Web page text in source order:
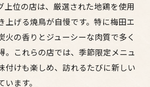
じる鳥料理の新たな楽しみ方
使った名店の鳥料理体験談
屋文化と焼鳥の魅力を徹底解説
で味わう焼鳥の多彩な楽しみ方
上位の店は、厳選された地鶏を使用
上げる焼鳥が自慢です。特に梅田エ
火の香りとジューシーな肉質で多く
。これらの店では、季節限定メニュ
付けも楽しめ、訪れるたびに新しい
ます。